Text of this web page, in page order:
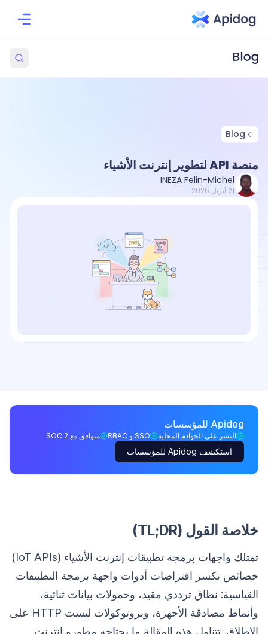
Blog
منصة API لتطوير إنترنت الأشياء
INEZA Felin-Michel
21 أبريل 2026
Apidog للمؤسسات
النشر على الخوادم المحلية SSO و RBAC متوافق مع SOC 2
استكشف Apidog للمؤسسات
خلاصة القول (TL;DR)
تمتلك واجهات برمجة تطبيقات إنترنت الأشياء (IoT APIs)
خصائص تكسر افتراضات أدوات واجهة برمجة التطبيقات
القياسية: نطاق ترددي مقيد، وحمولات بيانات ثنائية،
وأنماط مصادقة الأجهزة، وبروتوكولات ليست HTTP على
الإطلاق. تتناول هذه المقالة ما يحتاجه مطورو إنترنت